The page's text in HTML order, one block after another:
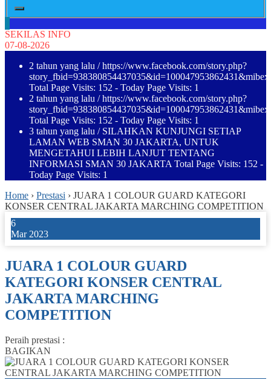
SEKILAS INFO
07-08-2026
2 tahun yang lalu / https://www.facebook.com/story.php?
Total Page Visits: 152 - Today Page Visits: 1
2 tahun yang lalu / https://www.facebook.com/story.php?
Total Page Visits: 152 - Today Page Visits: 1
3 tahun yang lalu / SILAHKAN KUNJUNGI SETIAP
LAMAN WEB SMAN 30 JAKARTA, UNTUK
MENGETAHUI LEBIH LANJUT TENTANG
INFORMASI SMAN 30 JAKARTA Total Page Visits: 152 -
Today Page Visits: 1
Home › Prestasi › JUARA 1 COLOUR GUARD KATEGORI
KONSER CENTRAL JAKARTA MARCHING COMPETITION
6
Mar 2023
JUARA 1 COLOUR GUARD
KATEGORI KONSER CENTRAL
JAKARTA MARCHING
COMPETITION
Peraih prestasi :
BAGIKAN